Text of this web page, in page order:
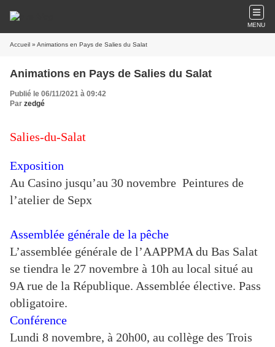
MENU
Accueil » Animations en Pays de Salies du Salat
Animations en Pays de Salies du Salat
Publié le 06/11/2021 à 09:42
Par zedgé
Salies-du-Salat
Exposition
Au Casino jusqu’au 30 novembre Peintures de
l’atelier de Sepx
Assemblée générale de la pêche
L’assemblée générale de l’AAPPMA du Bas Salat
se tiendra le 27 novembre à 10h au local situé au
9A rue de la République. Assemblée élective. Pass
obligatoire.
Conférence
Lundi 8 novembre, à 20h00, au collège des Trois